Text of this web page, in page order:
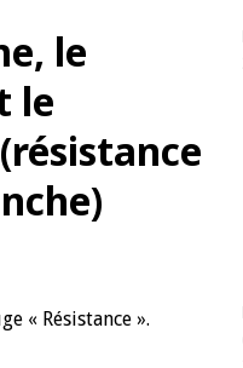
le
le
« Résistance ».